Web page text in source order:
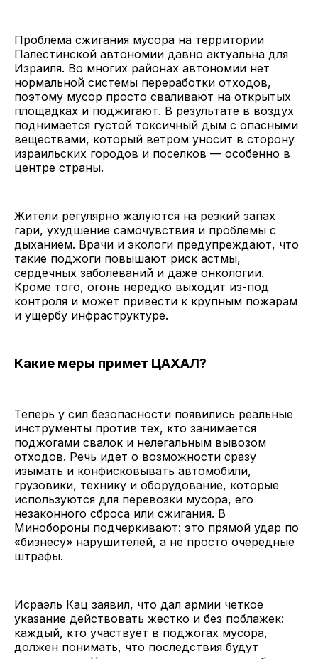
Проблема сжигания мусора на территории
Палестинской автономии давно актуальна для
Израиля. Во многих районах автономии нет
нормальной системы переработки отходов,
поэтому мусор просто сваливают на открытых
площадках и поджигают. В результате в воздух
поднимается густой токсичный дым с опасными
веществами, который ветром уносит в сторону
израильских городов и поселков — особенно в
центре страны.
Жители регулярно жалуются на резкий запах
гари, ухудшение самочувствия и проблемы с
дыханием. Врачи и экологи предупреждают, что
такие поджоги повышают риск астмы,
сердечных заболеваний и даже онкологии.
Кроме того, огонь нередко выходит из-под
контроля и может привести к крупным пожарам
и ущербу инфраструктуре.
Какие меры примет ЦАХАЛ?
Теперь у сил безопасности появились реальные
инструменты против тех, кто занимается
поджогами свалок и нелегальным вывозом
отходов. Речь идет о возможности сразу
изымать и конфисковывать автомобили,
грузовики, технику и оборудование, которые
используются для перевозки мусора, его
незаконного сброса или сжигания. В
Минобороны подчеркивают: это прямой удар по
«бизнесу» нарушителей, а не просто очередные
штрафы.
Исраэль Кац заявил, что дал армии четкое
указание действовать жестко и без поблажек:
каждый, кто участвует в поджогах мусора,
должен понимать, что последствия будут